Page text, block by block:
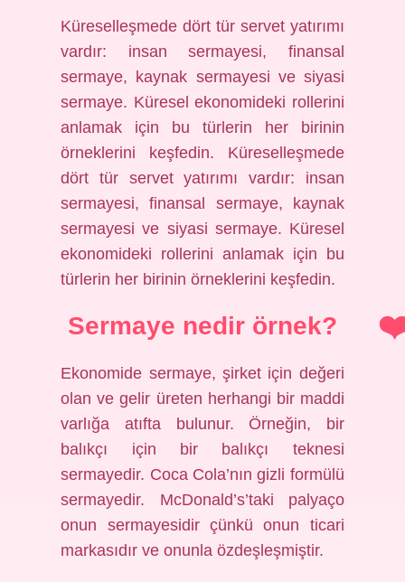
Küreselleşmede dört tür servet yatırımı
vardır: insan sermayesi, finansal
sermaye, kaynak sermayesi ve siyasi
sermaye. Küresel ekonomideki rollerini
anlamak için bu türlerin her birinin
örneklerini keşfedin. Küreselleşmede
dört tür servet yatırımı vardır: insan
sermayesi, finansal sermaye, kaynak
sermayesi ve siyasi sermaye. Küresel
ekonomideki rollerini anlamak için bu
türlerin her birinin örneklerini keşfedin.
Sermaye nedir örnek?
Ekonomide sermaye, şirket için değeri
olan ve gelir üreten herhangi bir maddi
varlığa atıfta bulunur. Örneğin, bir
balıkçı için bir balıkçı teknesi
sermayedir. Coca Cola’nın gizli formülü
sermayedir. McDonald’s’taki palyaço
onun sermayesidir çünkü onun ticari
markasıdır ve onunla özdeşleşmiştir.